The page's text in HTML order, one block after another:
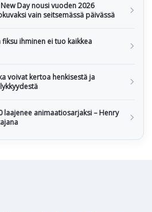
Day nousi vuoden 2026
vain seitsemässä päivässä
ihminen ei tuo kaikkea
voivat kertoa henkisestä ja
laajenee animaatiosarjaksi – Henry